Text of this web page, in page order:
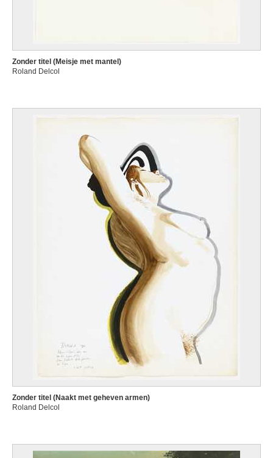
Zonder titel (Meisje met mantel)
Roland Delcol
Zonder titel (Naakt met geheven armen)
Roland Delcol